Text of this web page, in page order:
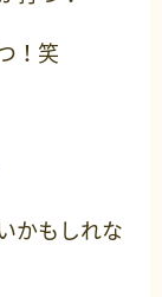
！笑
かもしれな